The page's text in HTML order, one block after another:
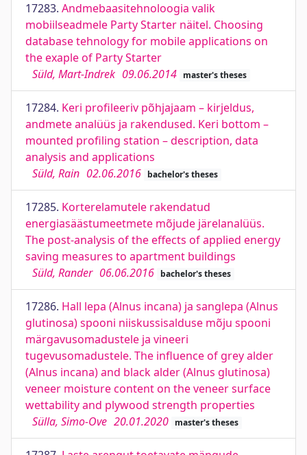
17283. Andmebaasitehnoloogia valik
mobiilseadmele Party Starter näitel. Choosing
database tehnology for mobile applications on
the exaple of Party Starter
Süld, Mart-Indrek 09.06.2014 master's theses
17284. Keri profileeriv põhjajaam – kirjeldus,
andmete analüüs ja rakendused. Keri bottom –
mounted profiling station – description, data
analysis and applications
Süld, Rain 02.06.2016 bachelor's theses
17285. Korterelamutele rakendatud
energiasäästumeetmete mõjude järelanalüüs.
The post-analysis of the effects of applied energy
saving measures to apartment buildings
Süld, Rander 06.06.2016 bachelor's theses
17286. Hall lepa (Alnus incana) ja sanglepa (Alnus
glutinosa) spooni niiskussisalduse mõju spooni
märgavusomadustele ja vineeri
tugevusomadustele. The influence of grey alder
(Alnus incana) and black alder (Alnus glutinosa)
veneer moisture content on the veneer surface
wettability and plywood strength properties
Sülla, Simo-Ove 20.01.2020 master's theses